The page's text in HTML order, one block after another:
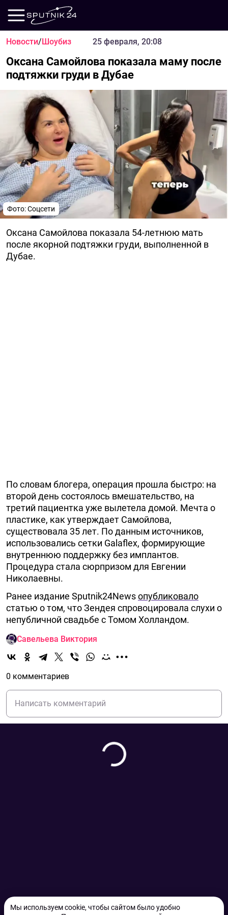
Мы используем cookie, чтобы сайтом было удобно
Новости/Шоубиз 25 февраля, 20:08
Оксана Самойлова показала маму после
подтяжки груди в Дубае
Фото: Соцсети
Оксана Самойлова показала 54-летнюю мать
после якорной подтяжки груди, выполненной в
Дубае.
По словам блогера, операция прошла быстро: на
второй день состоялось вмешательство, на
третий пациентка уже вылетела домой. Мечта о
пластике, как утверждает Самойлова,
существовала 35 лет. По данным источников,
использовались сетки Galaflex, формирующие
внутреннюю поддержку без имплантов.
Процедура стала сюрпризом для Евгении
Николаевны.
Ранее издание Sputnik24Newsопубликовало
статью о том, что Зендея спровоцировала слухи о
непубличной свадьбе с Томом Холландом.
Савельева Виктория
0 комментариев